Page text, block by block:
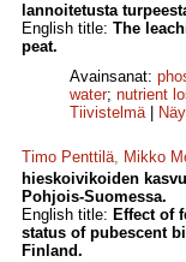
lannoitetusta
English title: The
peat.
Avainsanat:
water; nutrient
Tiivistelmä|
Timo Penttilä, Mikko
hieskoivikoiden
Pohjois-Suomessa.
English title: Effect of
status of pubescent
Finland.